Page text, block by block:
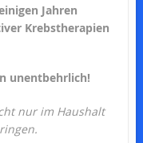
Jahren
Krebstherapien
unentbehrlich!
nur im Haushalt